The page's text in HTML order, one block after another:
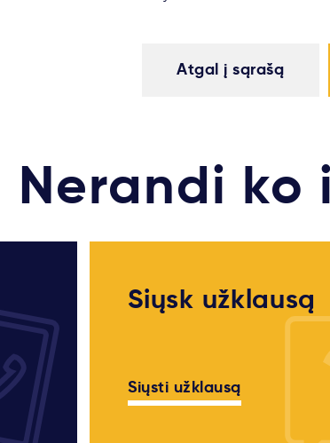
Atgal į sąrašą
Nerandi ko
Siųsk užklausą
Siųsti užklausą